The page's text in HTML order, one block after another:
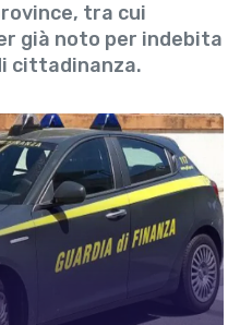
tra cui
già noto per indebita
cittadinanza.